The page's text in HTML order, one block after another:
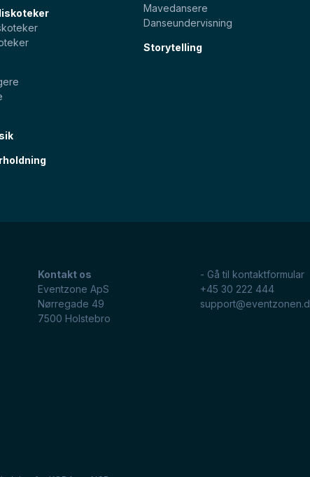
Mavedansere
Danseundervisning
Storytelling
Kontakt os
Eventzone ApS
Nørregade 49
7500 Holstebro
- Gå til kontaktformular
+45 30 222 444